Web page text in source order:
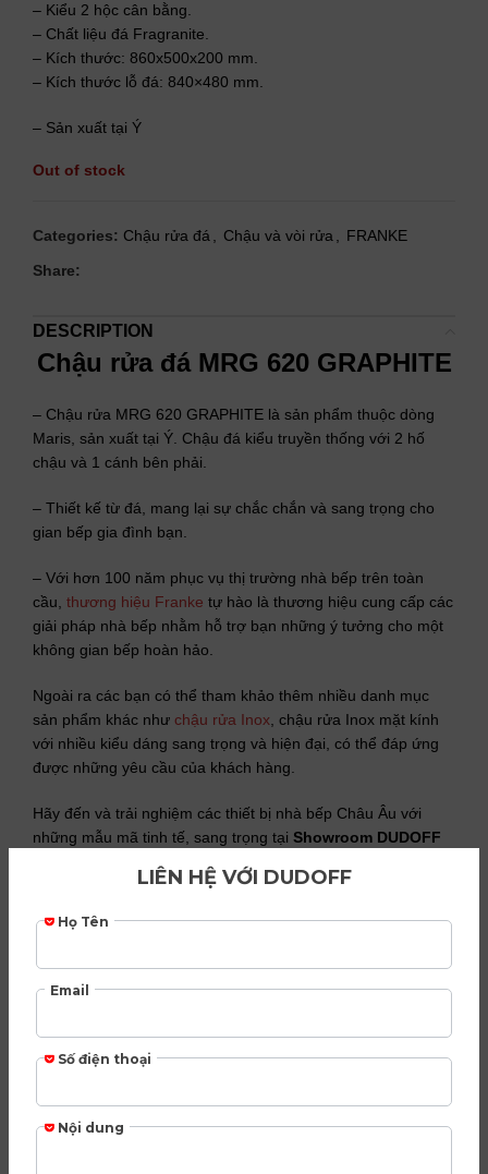
– Kiểu 2 hộc cân bằng.
– Chất liệu đá Fragranite.
– Kích thước: 860x500x200 mm.
– Kích thước lỗ đá: 840×480 mm.
– Sản xuất tại Ý
Out of stock
Categories: Chậu rửa đá Chậu và vòi rửa
FRANKE
Share:
DESCRIPTION
Chậu rửa đá MRG 620 GRAPHITE
– Chậu rửa MRG 620 GRAPHITE là sản phẩm thuộc dòng
Maris, sản xuất tại Ý. Chậu đá kiểu truyền thống với 2 hố
chậu và 1 cánh bên phải.
– Thiết kế từ đá, mang lại sự chắc chắn và sang trọng cho
gian bếp gia đình bạn.
– Với hơn 100 năm phục vụ thị trường nhà bếp trên toàn
cầu, thương hiệu Franke tự hào là thương hiệu cung cấp các
giải pháp nhà bếp nhằm hỗ trợ bạn những ý tưởng cho một
không gian bếp hoàn hảo.
Ngoài ra các bạn có thể tham khảo thêm nhiều danh mục
sản phẩm khác như chậu rửa Inox , chậu rửa Inox mặt kính
với nhiều kiểu dáng sang trọng và hiện đại, có thể đáp ứng
được những yêu cầu của khách hàng.
Hãy đến và trải nghiệm các thiết bị nhà bếp Châu Âu với
những mẫu mã tinh tế, sang trọng tại Showroom DUDOFF
Quận 3, TP.HCM
Lượt xem:
CHÍNH SÁCH BẢO HÀNH & VẬN CHUYỂN
Related products